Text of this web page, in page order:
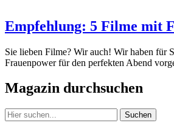
Empfehlung: 5 Filme mit
Sie lieben Filme? Wir auch! Wir haben für
Frauenpower für den perfekten Abend
Magazin durchsuchen
Suchen